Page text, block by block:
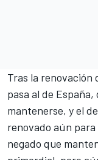
Tras la renovación
pasa al de
mantenerse, y el
renovado aún
negado que